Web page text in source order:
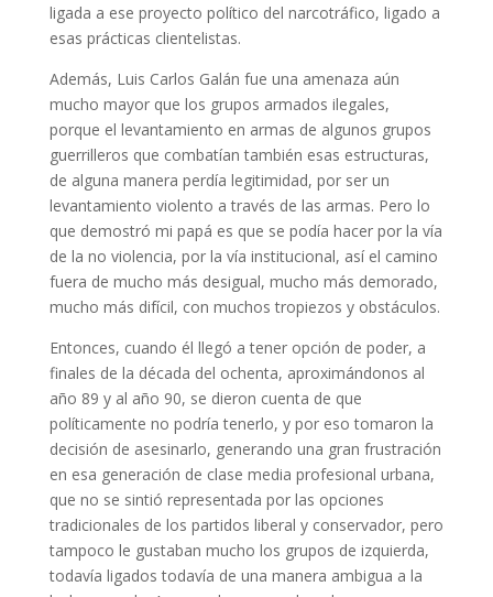
ligada a ese proyecto político del narcotráfico, ligado a
esas prácticas clientelistas.
Además, Luis Carlos Galán fue una amenaza aún
mucho mayor que los grupos armados ilegales,
porque el levantamiento en armas de algunos grupos
guerrilleros que combatían también esas estructuras,
de alguna manera perdía legitimidad, por ser un
levantamiento violento a través de las armas. Pero lo
que demostró mi papá es que se podía hacer por la vía
de la no violencia, por la vía institucional, así el camino
fuera de mucho más desigual, mucho más demorado,
mucho más difícil, con muchos tropiezos y obstáculos.
Entonces, cuando él llegó a tener opción de poder, a
finales de la década del ochenta, aproximándonos al
año 89 y al año 90, se dieron cuenta de que
políticamente no podría tenerlo, y por eso tomaron la
decisión de asesinarlo, generando una gran frustración
en esa generación de clase media profesional urbana,
que no se sintió representada por las opciones
tradicionales de los partidos liberal y conservador, pero
tampoco le gustaban mucho los grupos de izquierda,
todavía ligados todavía de una manera ambigua a la